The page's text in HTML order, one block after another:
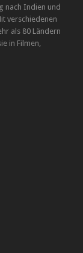
nach Indien und
verschiedenen
als 80 Ländern
in Filmen,